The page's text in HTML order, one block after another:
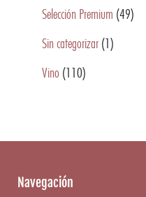
Selección Premium (49)
Sin categorizar (1)
Vino (110)
Navegación